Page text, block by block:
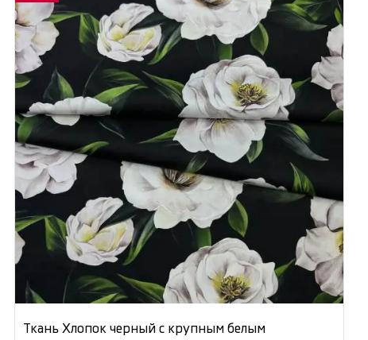
Ткань Хлопок черный с крупным белым